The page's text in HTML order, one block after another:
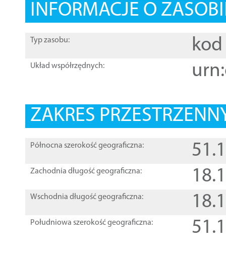
INFORMACJE O
Typ zasobu: kod
Układ współrzędnych:
ZAKRES
Północna szerokość geograficzna:
Zachodnia długość geograficzna:
Wschodnia długość geograficzna:
Południowa szerokość geograficzna: